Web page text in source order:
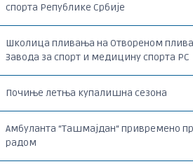
спорта Републике Србије
Школица пливања на Отвореном
Завода за спорт и медицину спорта РС
Почиње летња купалишна сезона
Амбуланта “Ташмајдан“ привремено
радом